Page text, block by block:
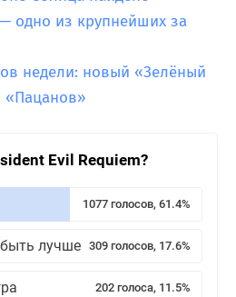
— одно из крупнейших за
недели: новый «Зелёный
Evil Requiem?
1077 голосов, 61.4%
лучше 309 голосов, 17.6%
202 голоса, 11.5%